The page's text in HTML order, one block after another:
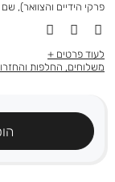
פרקי הידיים והצוואר),
לעוד פרטים
משלוחים, החלפות